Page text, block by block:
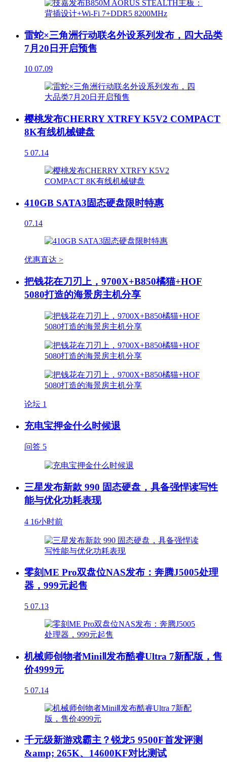
雷蛇×三角洲行动联名外设系列发布，四大品类
7月20日开启预售
10 07.09
樱桃发布CHERRY XTRFY K5V2 COMPACT
8K有线机械键盘
5 07.14
410GB SATA3固态硬盘限时特惠
07.14
优惠直达 >
把钱花在刀刃上，9700X+B850橘猫+HOF
5080打造的海景房主机分享
论坛 1
充电宝押金什么时候退
问答 5
三星发布新款 990 固态硬盘，具备强悍读写性
能与优化功耗表现
4 16小时前
零刻ME Pro双盘位NAS发布：奔腾J5005处理
器，999元起售
5 07.13
机械师创物者MiniⅡ发布酷睿Ultra 7新配版，售
价4999元
5 07.14
千元级新游戏霸主？锐龙5 9500F首发评测
&amp; 265K、14600KF对比测试